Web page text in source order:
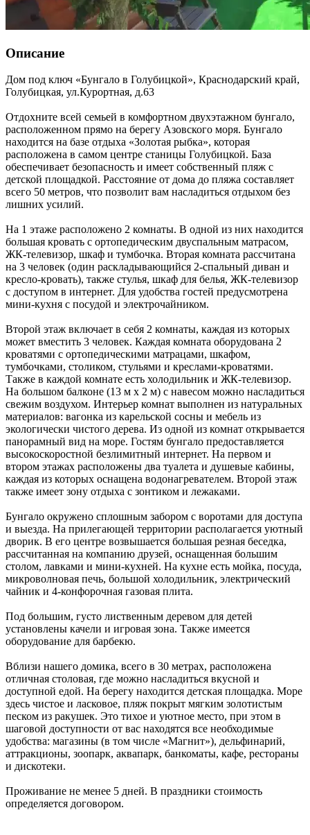
Описание
Дом под ключ «Бунгало в Голубицкой», Краснодарский край,
Голубицкая, ул.Курортная, д.63
Отдохните всей семьей в комфортном двухэтажном бунгало,
расположенном прямо на берегу Азовского моря. Бунгало
находится на базе отдыха «Золотая рыбка», которая
расположена в самом центре станицы Голубицкой. База
обеспечивает безопасность и имеет собственный пляж с
детской площадкой. Расстояние от дома до пляжа составляет
всего 50 метров, что позволит вам насладиться отдыхом без
лишних усилий.
На 1 этаже расположено 2 комнаты. В одной из них находится
большая кровать с ортопедическим двуспальным матрасом,
ЖК-телевизор, шкаф и тумбочка. Вторая комната рассчитана
на 3 человек (один раскладывающийся 2-спальный диван и
кресло-кровать), также стулья, шкаф для белья, ЖК-телевизор
с доступом в интернет. Для удобства гостей предусмотрена
мини-кухня с посудой и электрочайником.
Второй этаж включает в себя 2 комнаты, каждая из которых
может вместить 3 человек. Каждая комната оборудована 2
кроватями с ортопедическими матрацами, шкафом,
тумбочками, столиком, стульями и креслами-кроватями.
Также в каждой комнате есть холодильник и ЖК-телевизор.
На большом балконе (13 м х 2 м) с навесом можно насладиться
свежим воздухом. Интерьер комнат выполнен из натуральных
материалов: вагонка из карельской сосны и мебель из
экологически чистого дерева. Из одной из комнат открывается
панорамный вид на море. Гостям бунгало предоставляется
высокоскоростной безлимитный интернет. На первом и
втором этажах расположены два туалета и душевые кабины,
каждая из которых оснащена водонагревателем. Второй этаж
также имеет зону отдыха с зонтиком и лежаками.
Бунгало окружено сплошным забором с воротами для доступа
и выезда. На прилегающей территории располагается уютный
дворик. В его центре возвышается большая резная беседка,
рассчитанная на компанию друзей, оснащенная большим
столом, лавками и мини-кухней. На кухне есть мойка, посуда,
микроволновая печь, большой холодильник, электрический
чайник и 4-конфорочная газовая плита.
Под большим, густо лиственным деревом для детей
установлены качели и игровая зона. Также имеется
оборудование для барбекю.
Вблизи нашего домика, всего в 30 метрах, расположена
отличная столовая, где можно насладиться вкусной и
доступной едой. На берегу находится детская площадка. Море
здесь чистое и ласковое, пляж покрыт мягким золотистым
песком из ракушек. Это тихое и уютное место, при этом в
шаговой доступности от вас находятся все необходимые
удобства: магазины (в том числе «Магнит»), дельфинарий,
аттракционы, зоопарк, аквапарк, банкоматы, кафе, рестораны
и дискотеки.
Проживание не менее 5 дней. В праздники стоимость
определяется договором.